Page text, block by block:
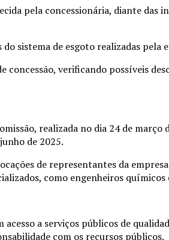
concessionária, diante das
de esgoto realizadas pela
verificando possíveis
realizada no dia 24 de março
de 2025.
de representantes da
como engenheiros
a serviços públicos de
com os recursos públicos.